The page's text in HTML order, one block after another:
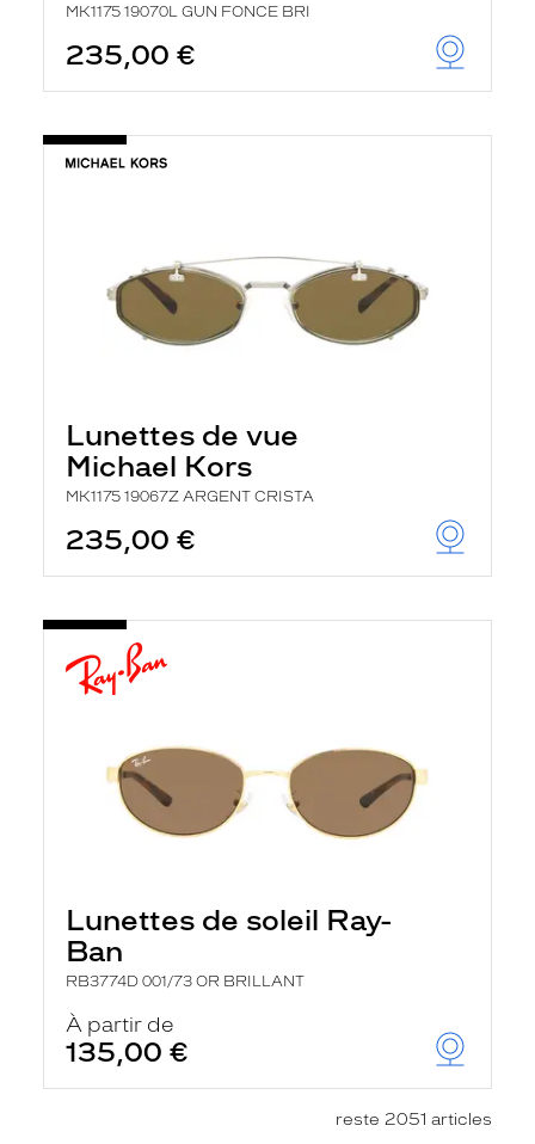
MK1175 19070L GUN FONCE BRI
235,00 €
Lunettes de vue
Michael Kors
MK1175 19067Z ARGENT CRISTA
235,00 €
Lunettes de soleil Ray-
Ban
RB3774D 001/73 OR BRILLANT
À partir de
135,00 €
reste 2051 articles